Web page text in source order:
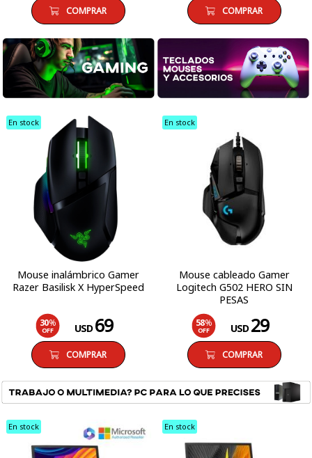
COMPRAR COMPRAR
En stock
Mouse inalámbrico Gamer
Razer Basilisk X HyperSpeed
30%
OFF USD 69
COMPRAR
En stock
Mouse cableado Gamer
Logitech G502 HERO SIN
PESAS
58%
OFF USD 29
COMPRAR
En stock En stock